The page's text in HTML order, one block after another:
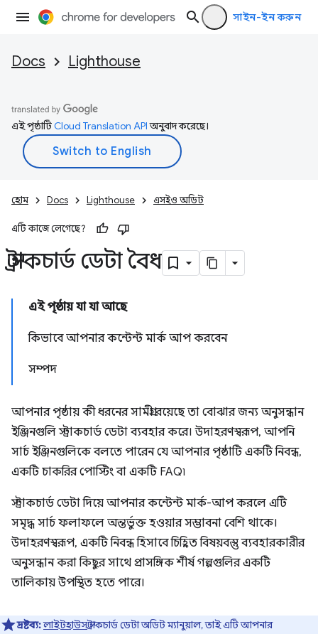
সাইন-ইন করুন
Docs Lighthouse
এই পৃষ্ঠাটিCloud Translation APIঅনুবাদ করেছে।
হোম Docs Lighthouse এসইও অডিট
এটি কাজে লেগেছে?
স্ট্রাকচার্ড ডেটা বৈধ
এই পৃষ্ঠায় যা যা আছে
কিভাবে আপনার কন্টেন্ট মার্ক আপ করবেন
সম্পদ
আপনার পৃষ্ঠায় কী ধরনের সামগ্রী রয়েছে তা বোঝার জন্য অনুসন্ধান
ইঞ্জিনগুলি স্ট্রাকচার্ড ডেটা ব্যবহার করে। উদাহরণস্বরূপ, আপনি
সার্চ ইঞ্জিনগুলিকে বলতে পারেন যে আপনার পৃষ্ঠাটি একটি নিবন্ধ,
একটি চাকরির পোস্টিং বা একটি FAQ৷
স্ট্রাকচার্ড ডেটা দিয়ে আপনার কন্টেন্ট মার্ক-আপ করলে এটি
সমৃদ্ধ সার্চ ফলাফলে অন্তর্ভুক্ত হওয়ার সম্ভাবনা বেশি থাকে।
উদাহরণস্বরূপ, একটি নিবন্ধ হিসাবে চিহ্নিত বিষয়বস্তু ব্যবহারকারীর
অনুসন্ধান করা কিছুর সাথে প্রাসঙ্গিক শীর্ষ গল্পগুলির একটি
তালিকায় উপস্থিত হতে পারে।
দ্রষ্টব্য:লাইটহাউসস্ট্রাকচার্ড ডেটা অডিট ম্যানুয়াল, তাই এটি আপনার